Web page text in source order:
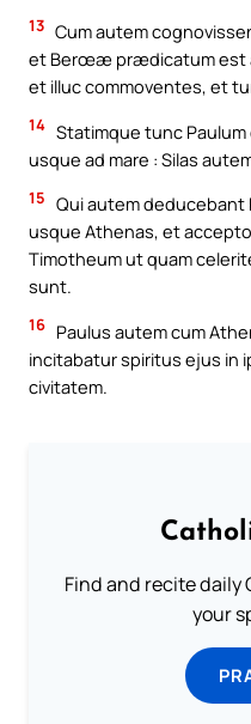
13 Cum autem
et Berœæ prædicatum est
et illuc commoventes, et
14 Statimque tunc
usque ad mare : Silas
15 Qui autem
usque Athenas, et
Timotheum ut quam
sunt.
16 Paulus autem cum
incitabatur spiritus ejus in
civitatem.
Find and recite daily
your